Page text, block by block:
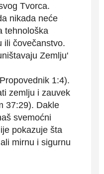
Tvorca.
nikada neće
tehnološka
ili čovečanstvo.
Zemlju'
1:4).
zemlju i zauvek
37:29). Dakle
svemoćni
pokazuje šta
mirnu i sigurnu